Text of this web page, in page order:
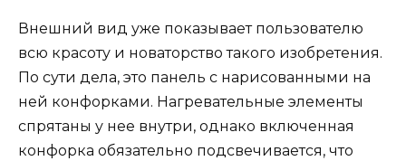
Внешний вид уже показывает пользователю
всю красоту и новаторство такого изобретения.
По сути дела, это панель с нарисованными на
ней конфорками. Нагревательные элементы
спрятаны у нее внутри, однако включенная
конфорка обязательно подсвечивается, что